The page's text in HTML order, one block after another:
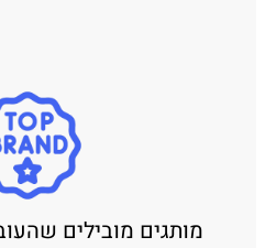
מותגים מובילים